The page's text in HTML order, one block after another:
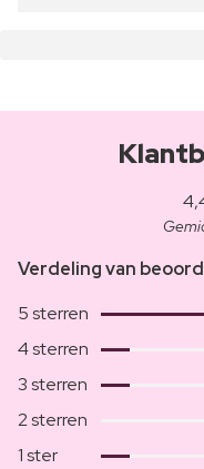
Verdeling van
5 sterren
4 sterren
3 sterren
2 sterren
1 ster